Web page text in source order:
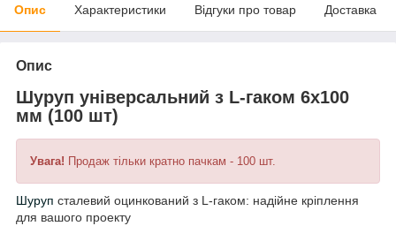
Опис Характеристики Відгуки про товар Доставка
Опис
Шуруп універсальний з L-гаком 6х100
мм (100 шт)
Увага! Продаж тільки кратно пачкам - 100 шт.
Шуруп сталевий оцинкований з L-гаком: надійне кріплення
для вашого проекту